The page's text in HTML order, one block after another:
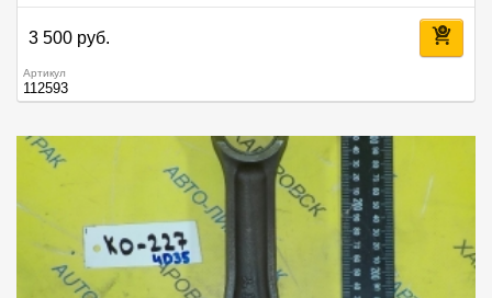
3 500 руб.
Артикул
112593